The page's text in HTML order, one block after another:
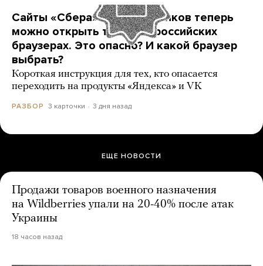
Сайты «Сбера» и других банков теперь
можно открыть только в российских
браузерах. Это опасно? И какой браузер
выбрать?
Короткая инструкция для тех, кто опасается
переходить на продукты «Яндекса» и VK
РАЗБОР 3 карточки 3 дня назад
ЕЩЕ НОВОСТИ
Продажи товаров военного назначения
на Wildberries упали на 20-40% после атак
Украины
18 часов назад